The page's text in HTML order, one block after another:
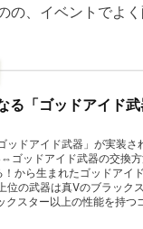
、イベントでよく
る「ゴッドアイド
ッドアイド武器」が実装
ゴッドアイド武器の交換
から生まれたゴッドアイ
の武器は真Vのブラック
スター以上の性能を持つ